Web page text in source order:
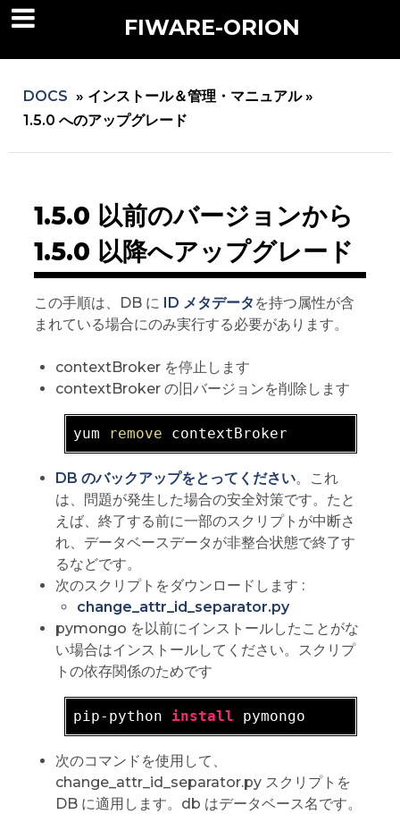
FIWARE-ORION
DOCS » インストール＆管理・マニュアル »
1.5.0 へのアップグレード
1.5.0 以前のバージョンから
1.5.0 以降へアップグレード
この手順は、DB に ID メタデータ を持つ属性が含
まれている場合にのみ実行する必要があります。
contextBroker を停止します
contextBroker の旧バージョンを削除します
yum remove
DB のバックアップをとってください。これ
は、問題が発生した場合の安全対策です。たと
えば、終了する前に一部のスクリプトが中断さ
れ、データベースデータが非整合状態で終了す
るなどです。
次のスクリプトをダウンロードします :
change_attr_id_separator.py
pymongo を以前にインストールしたことがな
い場合はインストールしてください。スクリプ
トの依存関係のためです
pip-python install
次のコマンドを使用して、
change_attr_id_separator.py スクリプトを
DB に適用します。db はデータベース名です。